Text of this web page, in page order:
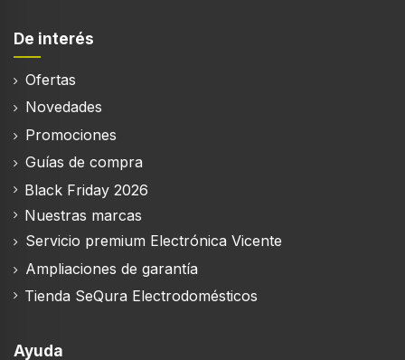
Tiempo de ciclo
63 dB
83%
Ergonomía
Programación diferida
De interés
Ofertas
Novedades
Promociones
Guías de compra
Black Friday 2026
Nuestras marcas
Servicio premium Electrónica Vicente
Ampliaciones de garantía
Tienda SeQura Electrodomésticos
Ayuda